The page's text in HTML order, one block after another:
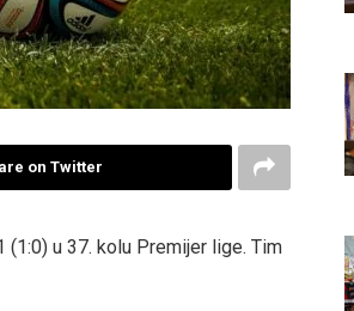
on Twitter
u 37. kolu Premijer lige. Tim